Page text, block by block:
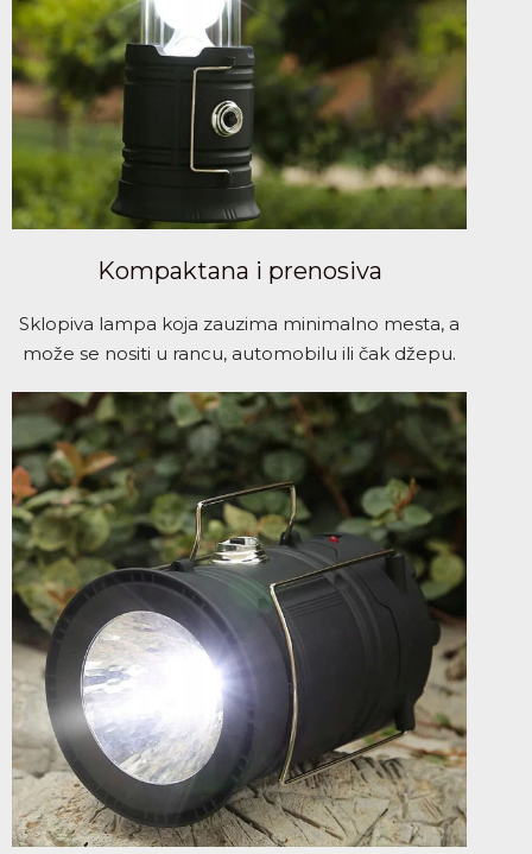
Kompaktana i prenosiva
Sklopiva lampa koja zauzima minimalno mesta, a
može se nositi u rancu, automobilu ili čak džepu.